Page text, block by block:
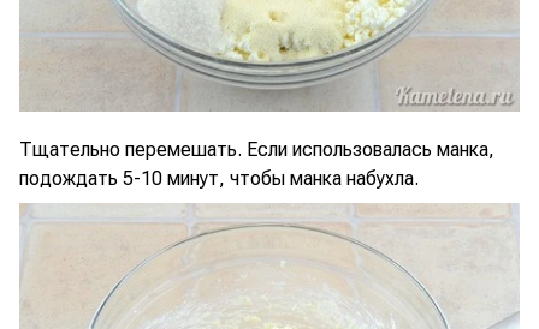
Тщательно перемешать. Если использовалась манка,
подождать 5-10 минут, чтобы манка набухла.